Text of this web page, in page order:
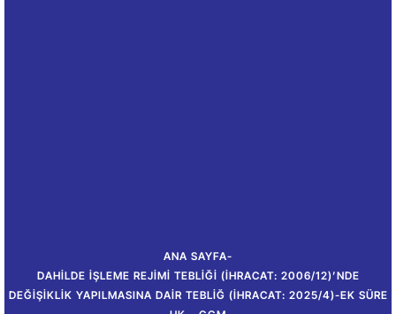
ANA SAYFA-
DAHILDE İŞLEME REJIMI TEBLIĞI (İHRACAT: 2006/12)’NDE
DEĞIŞIKLIK YAPILMASINA DAIR TEBLIĞ (İHRACAT: 2025/4)-EK SÜRE